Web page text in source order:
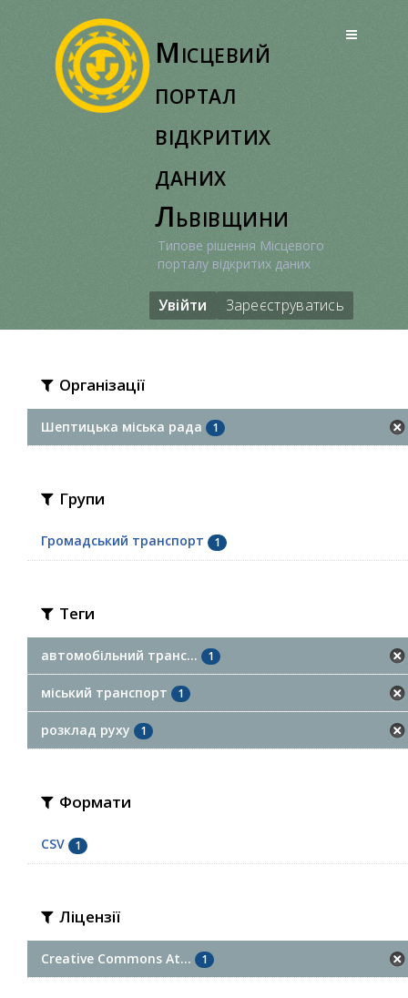
Місцевий
портал
відкритих
даних
Львівщини
Типове рішення Місцевого
порталу відкритих даних
Увійти Зареєструватись
Організації
Шептицька міська рада 1
Групи
Громадський транспорт 1
Теги
автомобільний транс... 1
міський транспорт 1
розклад руху 1
Формати
CSV 1
Ліцензії
Creative Commons At... 1